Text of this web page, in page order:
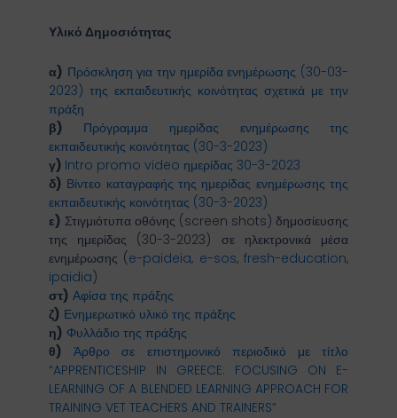
Υλικό Δημοσιότητας
α) Πρόσκληση για την ημερίδα ενημέρωσης (30-03-
2023) της εκπαιδευτικής κοινότητας σχετικά με την
πράξη
β)
Πρόγραμμα ημερίδας ενημέρωσης της
εκπαιδευτικής κοινότητας (30-3-2023)
γ) Intro promo video ημερίδας 30-3-2023
δ) Βίντεο καταγραφής της ημερίδας ενημέρωσης της
εκπαιδευτικής κοινότητας (30-3-2023)
ε) Στιγμιότυπα οθόνης (screen shots) δημοσίευσης
της ημερίδας (30-3-2023) σε ηλεκτρονικά μέσα
ενημέρωσης (e-paideia, e-sos,fresh-education,
ipaidia)
στ) Αφίσα της πράξης
ζ) Ενημερωτικό υλικό της πράξης
η) Φυλλάδιο της πράξης
θ)
Άρθρο σε επιστημονικό περιοδικό με τίτλο
“APPRENTICESHIP IN GREECE: FOCUSING ON E-
LEARNING OF A BLENDED LEARNING APPROACH FOR
TRAINING VET TEACHERS AND TRAINERS”